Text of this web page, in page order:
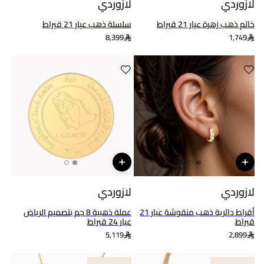
خاتم ذهب زهرة عيار 21 قيراط
1,749
سلسلة ذهب عيار 21 قيراط
8,399
لازوردي
أقراط دائرية ذهب منقوشة عيار 21
قيراط
2,899
لازوردي
عملة ذهبية 8 جم بتصميم الرياض
عيار 24 قيراط
5,119